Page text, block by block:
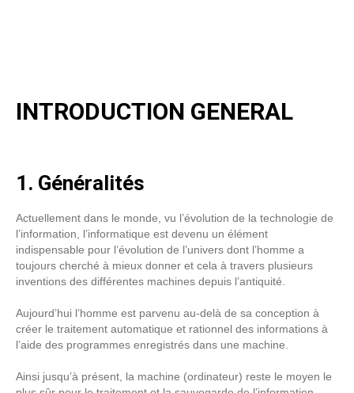
INTRODUCTION GENERAL
1. Généralités
Actuellement dans le monde, vu l’évolution de la technologie de
l’information, l’informatique est devenu un élément
indispensable pour l’évolution de l’univers dont l’homme a
toujours cherché à mieux donner et cela à travers plusieurs
inventions des différentes machines depuis l’antiquité.
Aujourd’hui l’homme est parvenu au-delà de sa conception à
créer le traitement automatique et rationnel des informations à
l’aide des programmes enregistrés dans une machine.
Ainsi jusqu’à présent, la machine (ordinateur) reste le moyen le